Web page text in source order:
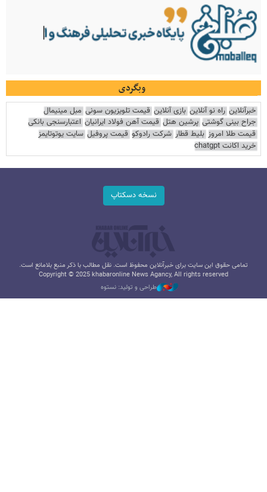
وبگردی
خبرآنلاین راه نو آنلاین بازی آنلاین قیمت تلویزیون سونی مبل مینیمال
جراح بینی گوشتی پرشین هتل قیمت آهن فولاد ایرانیان اعتبارسنجی بانکی
قیمت طلا امروز بلیط قطار شرکت رادوکو قیمت پروفیل سایت یوتوتایمز
خرید اکانت chatgpt
نسخه دسکتاپ
تمامی حقوق این سایت برای خبرآنلاین محفوظ است. نقل مطالب با ذکر منبع بلامانع است.
Copyright © 2025 khabaronline News Agancy, All rights reserved
طراحی و تولید: نستوه